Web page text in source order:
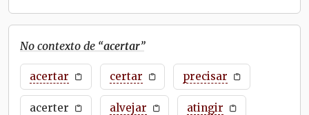
No contexto de “acertar”
acertar certar precisar
acerter alvejar atingir